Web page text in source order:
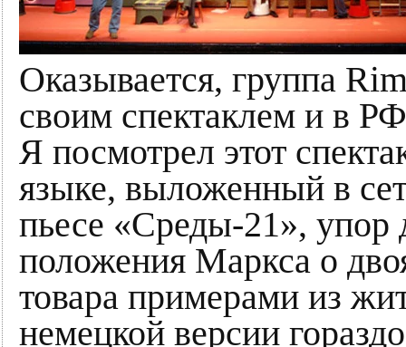
Оказывается, группа
своим спектаклем и в
Я посмотрел этот
языке, выложенный в
пьесе «Среды-21», упор
положения Маркса о
товара примерами из
немецкой версии